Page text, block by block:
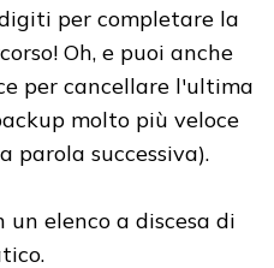
per completare la
Oh, e puoi anche
per cancellare l'ultima
molto più veloce
parola successiva).